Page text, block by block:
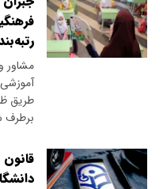
مشاور
طریق
برطرف